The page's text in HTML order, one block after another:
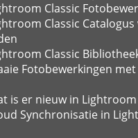
Classic
Classic
Classic
Fotobewerkingen
is er nieuw in Lightroom
Synchronisatie in